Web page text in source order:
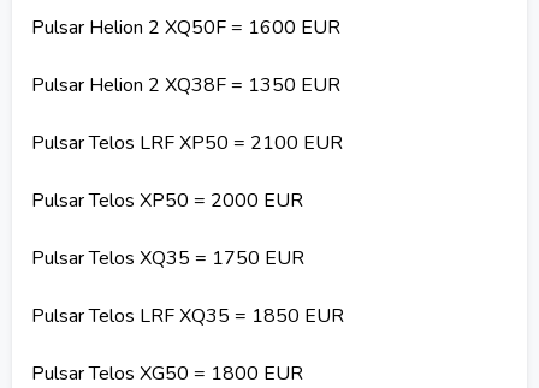
Pulsar Helion 2 XQ50F = 1600 EUR
Pulsar Helion 2 XQ38F = 1350 EUR
Pulsar Telos LRF XP50 = 2100 EUR
Pulsar Telos XP50 = 2000 EUR
Pulsar Telos XQ35 = 1750 EUR
Pulsar Telos LRF XQ35 = 1850 EUR
Pulsar Telos XG50 = 1800 EUR